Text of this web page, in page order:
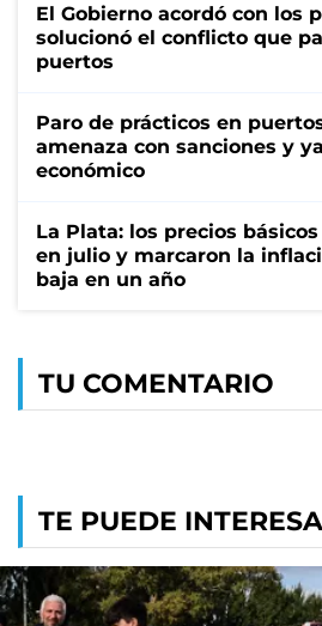
El Gobierno acordó con los
solucionó el conflicto que
puertos
Paro de prácticos en
amenaza con sanciones y
económico
La Plata: los precios
en julio y marcaron la
baja en un año
TU COMENTARIO
TE PUEDE